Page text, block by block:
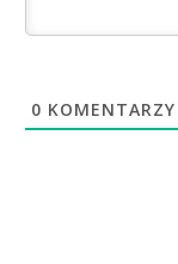
0 KOMENTARZY